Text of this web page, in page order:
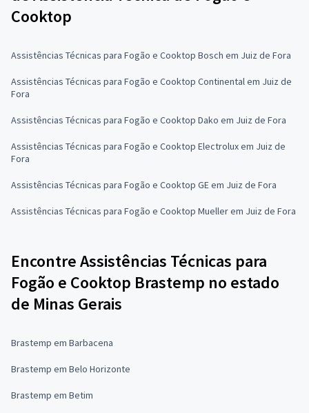
Cooktop
Assistências Técnicas para Fogão e Cooktop Bosch em Juiz de Fora
Assistências Técnicas para Fogão e Cooktop Continental em Juiz de
Fora
Assistências Técnicas para Fogão e Cooktop Dako em Juiz de Fora
Assistências Técnicas para Fogão e Cooktop Electrolux em Juiz de
Fora
Assistências Técnicas para Fogão e Cooktop GE em Juiz de Fora
Assistências Técnicas para Fogão e Cooktop Mueller em Juiz de Fora
Encontre Assistências Técnicas para
Fogão e Cooktop Brastemp no estado
de Minas Gerais
Brastemp em Barbacena
Brastemp em Belo Horizonte
Brastemp em Betim